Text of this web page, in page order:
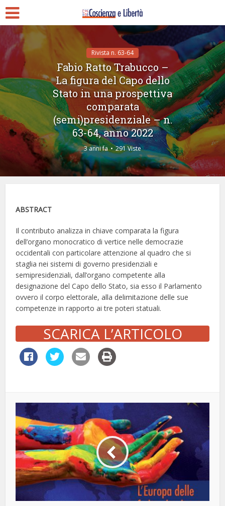
Rivista n. 63-64
Fabio Ratto Trabucco –
La figura del Capo dello
Stato in una prospettiva
comparata
(semi)presidenziale – n.
63-64, anno 2022
3 anni fa 291 Viste
ABSTRACT
Il contributo analizza in chiave comparata la figura
dell’organo monocratico di vertice nelle democrazie
occidentali con particolare attenzione al quadro che si
staglia nei sistemi di governo presidenziali e
semipresidenziali, dall’organo competente alla
designazione del Capo dello Stato, sia esso il Parlamento
ovvero il corpo elettorale, alla delimitazione delle sue
competenze in rapporto ai tre poteri statuali.
SCARICA L’ARTICOLO